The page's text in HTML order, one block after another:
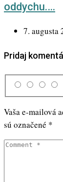
oddychu.…
7. augusta
Pridaj
Vaša e-mailová
sú označené *